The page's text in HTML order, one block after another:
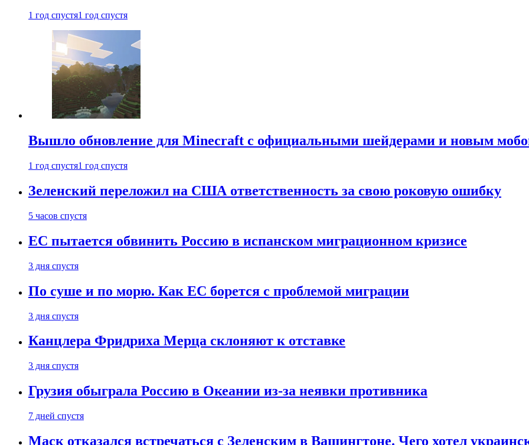
1 год спустя1 год спустя
Вышло обновление для Minecraft с официальными шейдерами и новым
1 год спустя1 год спустя
Зеленский переложил на США ответственность за свою роковую ошибку
5 часов спустя
ЕС пытается обвинить Россию в испанском миграционном кризисе
3 дня спустя
По суше и по морю. Как ЕС борется с проблемой миграции
3 дня спустя
Канцлера Фридриха Мерца склоняют к отставке
3 дня спустя
Грузия обыграла Россию в Океании из-за неявки противника
7 дней спустя
Маск отказался встречаться с Зеленским в Вашингтоне. Чего хотел